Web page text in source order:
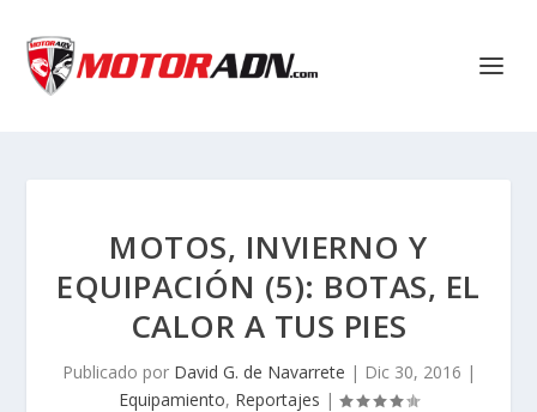
MOTOS, INVIERNO Y
EQUIPACIÓN (5): BOTAS, EL
CALOR A TUS PIES
Publicado por David G. de Navarrete | Dic 30, 2016 |
Equipamiento, Reportajes |